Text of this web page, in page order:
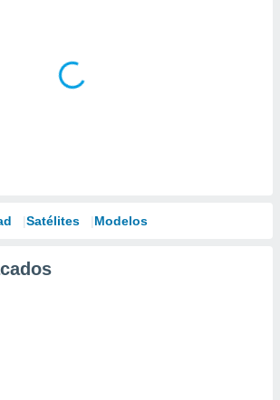
Satélites Modelos